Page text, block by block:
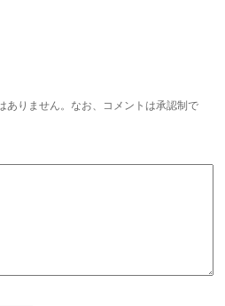
ありません。なお、コメントは承認制で